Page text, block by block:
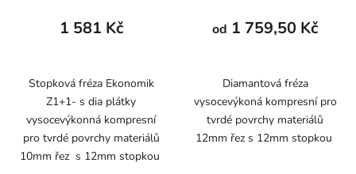
1 581 Kč
Stopková fréza Ekonomik
Z1+1- s dia plátky
vysocevýkonná kompresní
pro tvrdé povrchy materiálů
10mm řez s 12mm stopkou
od 1 759,50 Kč
Diamantová fréza
vysocevýkoná kompresní pro
tvrdé povrchy materiálů
12mm řez s 12mm stopkou